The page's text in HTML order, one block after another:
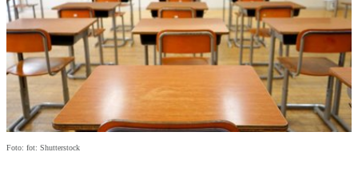
Foto: fot: Shutterstock